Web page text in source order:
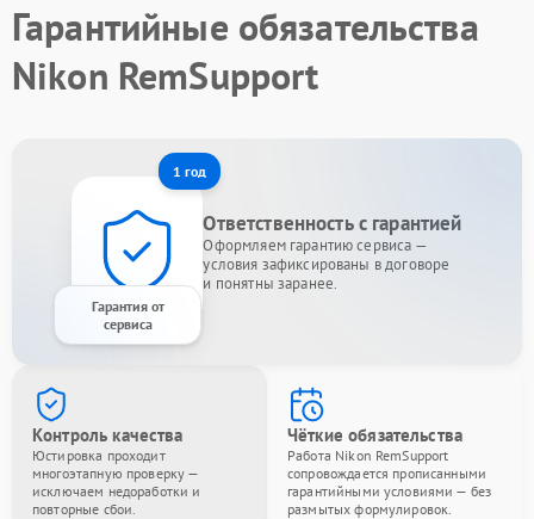
Гарантийные обязательства
Nikon RemSupport
1 год
Гарантия от
сервиса
Ответственность с гарантией
Оформляем гарантию сервиса —
условия зафиксированы в договоре
и понятны заранее.
Контроль качества
Юстировка проходит
многоэтапную проверку —
исключаем недоработки и
повторные сбои.
Чёткие обязательства
Работа Nikon RemSupport
сопровождается прописанными
гарантийными условиями — без
размытых формулировок.